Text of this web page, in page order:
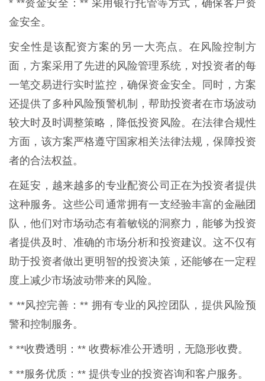
* **资金安全：** 采用银行托管等方式，确保客户资
金安全。
安全性是该配资方案的另一大亮点。在风险控制方
面，方案采用了先进的风险管理系统，对投资者的每
一笔交易进行实时监控，确保资金安全。同时，方案
还提供了多种风险预警机制，帮助投资者在市场波动
较大时及时调整策略，降低投资风险。在法律合规性
方面，该方案严格遵守国家相关法律法规，保障投资
者的合法权益。
在延安，越来越多的专业配资公司正在为投资者提供
这种服务。这些公司通常拥有一支经验丰富的金融团
队，他们对市场动态有着敏锐的洞察力，能够为投资
者提供及时、准确的市场分析和投资建议。这不仅有
助于投资者做出更明智的投资决策，还能够在一定程
度上减少市场波动带来的风险。
* **风控完善：** 拥有专业的风控团队，提供风险预
警和控制服务。
* **收费透明：** 收费标准公开透明，无隐形收费。
* **服务优质：** 提供专业的投资咨询和客户服务。